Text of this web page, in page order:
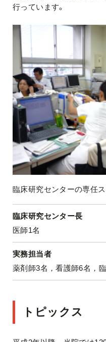
行っています。
臨床研究センターの専任
臨床研究センター長
医師1名
実務担当者
薬剤師3名，看護師6名，
トピックス